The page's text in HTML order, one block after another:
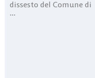
dissesto del Comune di
...